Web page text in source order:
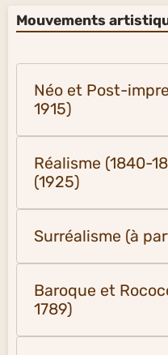
Mouvements
Néo et Post-
1915)
Réalisme (1840-
(1925)
Surréalisme (à
Baroque et
1789)